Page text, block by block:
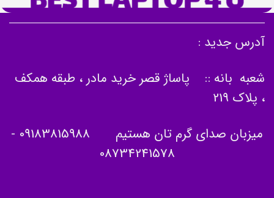
آدرس جدید :
شعبه بانه :: پاساژ قصر خرید مادر ، طبقه همکف
، پلاک 219
میزبان صدای گرم تان هستیم 09183815988
-
08734241578